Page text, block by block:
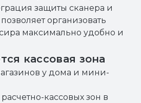
защиты сканера и
организовать
максимально удобно и
кассовая зона
у дома и мини-
кассовых зон в